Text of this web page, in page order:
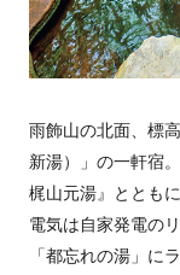
雨飾山の北面、標
新湯）」の一軒宿
梶山元湯』ととも
電気は自家発電の
「都忘れの湯」に